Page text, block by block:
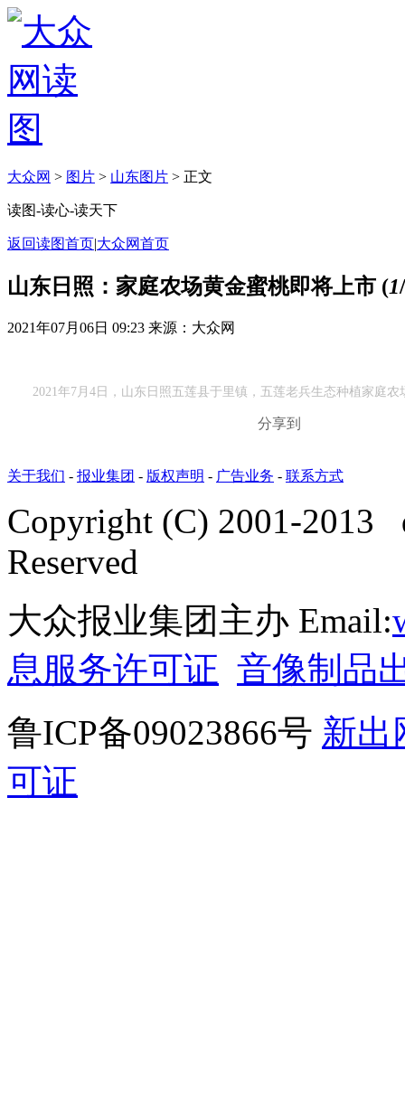
大众网 > 图片 > 山东图片 > 正文
读图-读心-读天下
返回读图首页|大众网首页
山东日照：家庭农场黄金蜜桃即将上市 (1
2021年07月06日 09:23 来源：大众网
2021年7月4日，山东日照五莲县于里镇，五莲老兵生态种植家庭农
分享到
关于我们 - 报业集团 - 版权声明 - 广告业务 - 联系方式
Copyright (C) 2001-2013
Reserved
大众报业集团主办 Email:
息服务许可证 音像制品
鲁ICP备09023866号 新出
可证